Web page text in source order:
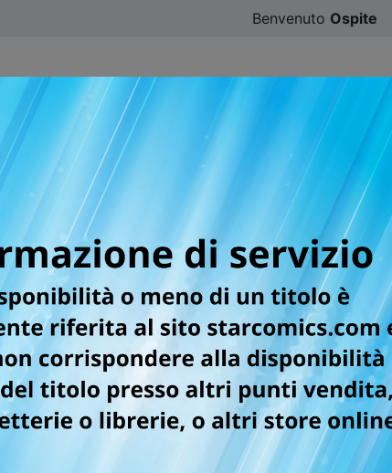
Benvenuto Ospite
SFOGLIA ONLINE DIGISTAR #ILOVEMANGA
Manga